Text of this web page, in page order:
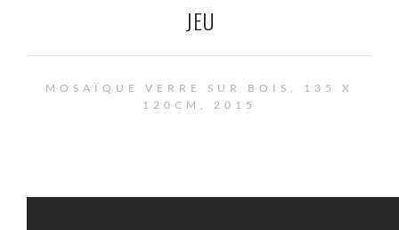
JEU
MOSAÏQUE VERRE SUR BOIS, 135 X
120CM, 2015